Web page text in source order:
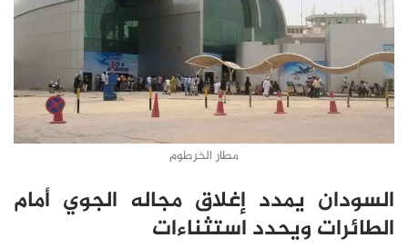
مطار الخرطوم
السودان يمدد إغلاق مجاله الجوي أمام
الطائرات ويحدد استثناءات